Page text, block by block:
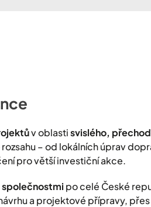
v oblastisvislého,
– od lokálních úprav
pro větší investiční akce.
společnostmi po celé České
a projektové přípravy,